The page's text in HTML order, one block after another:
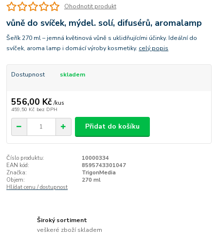
Ohodnotit produkt
vůně do svíček, mýdel. solí, difusérů, aromalamp
Šeřík 270 ml – jemná květinová vůně s uklidňujícími účinky. Ideální do
svíček, aroma lamp i domácí výroby kosmetiky. celý popis
Dostupnost skladem
556,00 Kč /kus
459,50 Kč bez DPH
Přidat do košíku
Číslo produktu:
10000334
EAN kód:
8595743301047
Značka:
TrigonMedia
Objem:
270 ml
Hlídat cenu / dostupnost
Široký sortiment
veškeré zboží skladem